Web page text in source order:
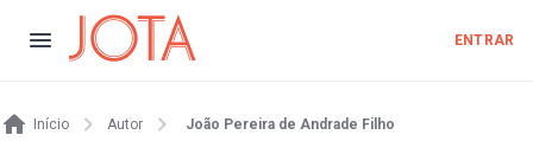
ENTRAR
Início Autor João Pereira de Andrade Filho